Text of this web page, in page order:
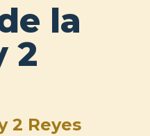
la
2
2 Reyes